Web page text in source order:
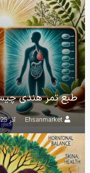
آذر 25, 1403
طبع تمر هندی